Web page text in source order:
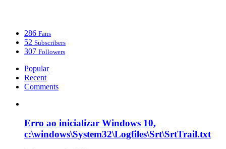
286 Fans
52 Subscribers
307 Followers
Popular
Recent
Comments
Erro ao inicializar Windows 10,
c:\windows\System32\Logfiles\Srt\SrtTrail.txt